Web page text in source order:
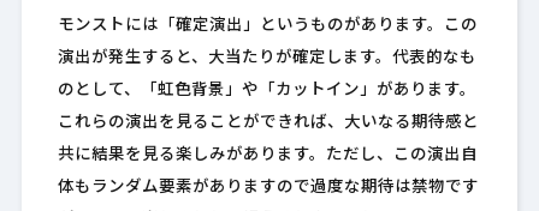
モンストには「確定演出」というものがあります。この
演出が発生すると、大当たりが確定します。代表的なも
のとして、「虹色背景」や「カットイン」があります。
これらの演出を見ることができれば、大いなる期待感と
共に結果を見る楽しみがあります。ただし、この演出自
体もランダム要素がありますので過度な期待は禁物です